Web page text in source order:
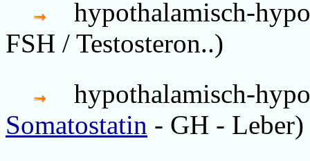
hypothalamisch-
FSH / Testosteron..)
hypothalamisch-
Somatostatin - GH -